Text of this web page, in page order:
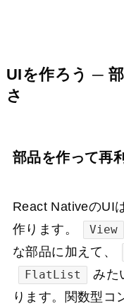
UIを作ろう ─
さ
部品を作って再
React NativeのUI
作ります。
View
な部品に加えて、
FlatList
みた
ります。関数型コ